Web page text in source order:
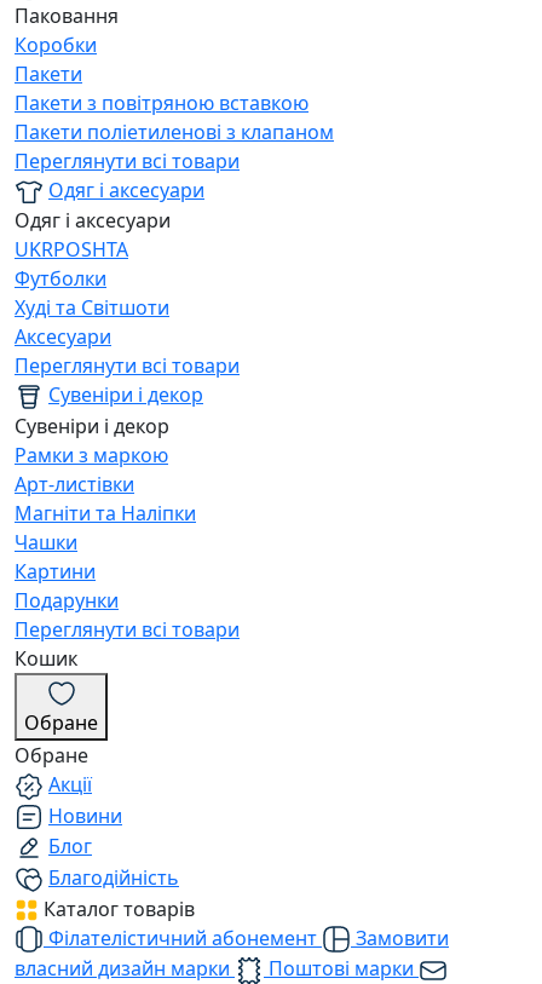
Паковання
Коробки
Пакети
Пакети з повітряною вставкою
Пакети поліетиленові з клапаном
Переглянути всі товари
Одяг і аксесуари
Одяг і аксесуари
UKRPOSHTA
Футболки
Худі та Світшоти
Аксесуари
Переглянути всі товари
Сувеніри і декор
Сувеніри і декор
Рамки з маркою
Арт-листівки
Магніти та Наліпки
Чашки
Картини
Подарунки
Переглянути всі товари
Кошик
Обране
Обране
Акції
Новини
Блог
Благодійність
Каталог товарів
Філателістичний абонемент
Замовити
власний дизайн марки
Поштові марки